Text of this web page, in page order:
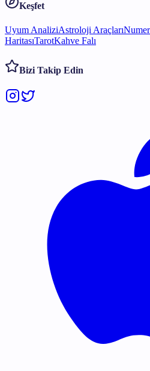
Keşfet
Uyum AnaliziAstroloji Araçları
HaritasıTarotKahve Falı
Bizi Takip Edin